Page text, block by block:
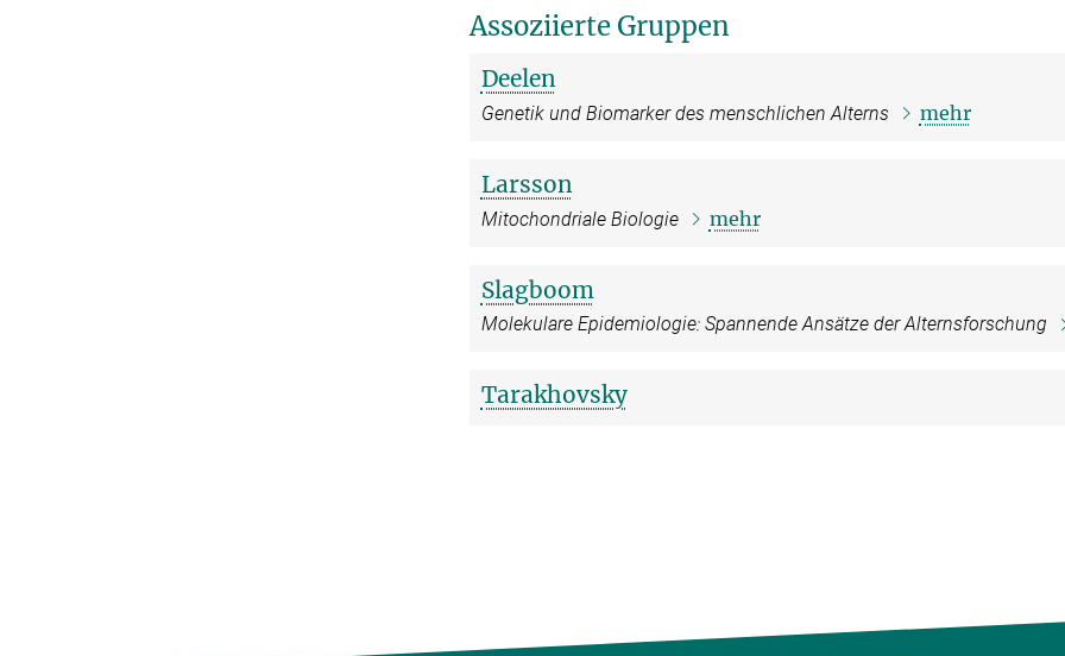
Assoziierte Gruppen
Deelen
Genetik und Biomarker des menschlichen Alterns mehr
Larsson
Mitochondriale Biologie mehr
Slagboom
Molekulare Epidemiologie: Spannende Ansätze der Alternsforschung
Tarakhovsky